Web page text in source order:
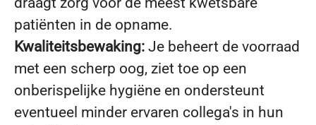
patiënten in de opname.
Kwaliteitsbewaking: Je beheert de voorraad
met een scherp oog, ziet toe op een
onberispelijke hygiëne en ondersteunt
eventueel minder ervaren collega's in hun